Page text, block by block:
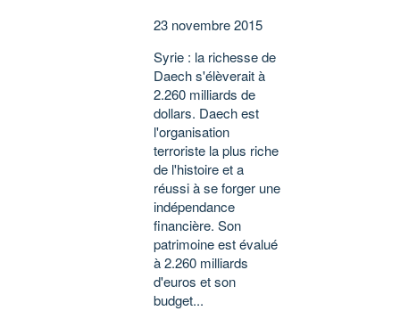
23 novembre 2015
Syrie : la richesse de
Daech s'élèverait à
2.260 milliards de
dollars. Daech est
l'organisation
terroriste la plus riche
de l'histoire et a
réussi à se forger une
indépendance
financière. Son
patrimoine est évalué
à 2.260 milliards
d'euros et son
budget...